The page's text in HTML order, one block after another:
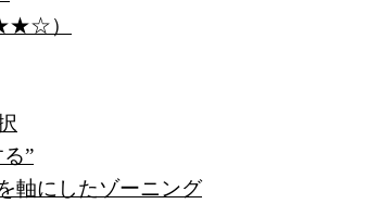
）
”
軸にしたゾーニング